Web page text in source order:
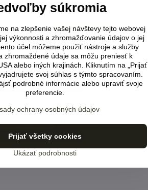
45 L
-15°C Dovoz SK 2024
!
zľavu -20% na pol.kryt
5 L
-15°C
! BENEFIT zľava do -25% ÁNO
zľavu -20% na pol.kryt
multikmene 350-450cm
-12°C
! BENEFIT zľava do -25% ÁNO
zľavu -20% na pol.kryt
súkromia
na zlepšenie vašej návštevy tejto webovej
výkonnosti a zhromažďovanie údajov o jej
účel môžeme použiť nástroje a služby
zhromaždené údaje sa môžu preniesť k
alebo iných krajinách. Kliknutím na „Prijať
svoj súhlas s týmto spracovaním.
podrobné informácie alebo upraviť svoje
preferencie.
ochrany osobných údajov
Ukázať podrobnosti
Prijať všetky cookies